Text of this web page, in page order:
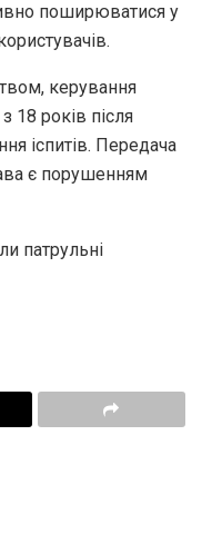
поширюватися у
керування
18 років після
іспитів. Передача
є порушенням
патрульні